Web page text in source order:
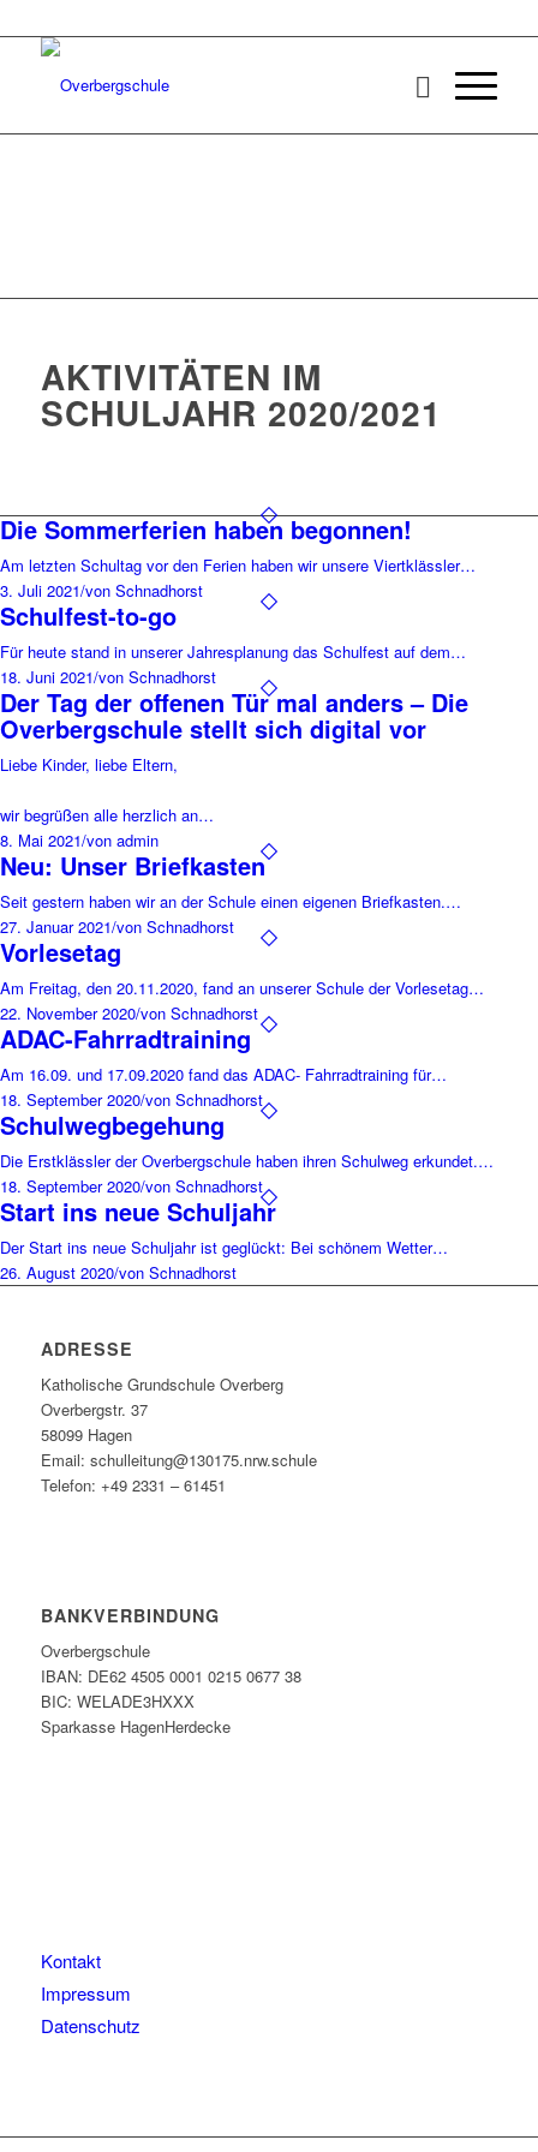
AKTIVITÄTEN IM
SCHULJAHR 2020/2021
Die Sommerferien haben begonnen!
Am letzten Schultag vor den Ferien haben wir unsere Viertklässler…
3. Juli 2021/von Schnadhorst
Schulfest-to-go
Für heute stand in unserer Jahresplanung das Schulfest auf dem…
18. Juni 2021/von Schnadhorst
Der Tag der offenen Tür mal anders – Die
Overbergschule stellt sich digital vor
Liebe Kinder, liebe Eltern,
wir begrüßen alle herzlich an…
8. Mai 2021/von admin
Neu: Unser Briefkasten
Seit gestern haben wir an der Schule einen eigenen Briefkasten.…
27. Januar 2021/von Schnadhorst
Vorlesetag
Am Freitag, den 20.11.2020, fand an unserer Schule der Vorlesetag…
22. November 2020/von Schnadhorst
ADAC-Fahrradtraining
Am 16.09. und 17.09.2020 fand das ADAC- Fahrradtraining für…
18. September 2020/von Schnadhorst
Schulwegbegehung
Die Erstklässler der Overbergschule haben ihren Schulweg erkundet.…
18. September 2020/von Schnadhorst
Start ins neue Schuljahr
Der Start ins neue Schuljahr ist geglückt: Bei schönem Wetter…
26. August 2020/von Schnadhorst
ADRESSE
Katholische Grundschule Overberg
Overbergstr. 37
58099 Hagen
Email: schulleitung@130175.nrw.schule
Telefon: +49 2331 – 61451
BANKVERBINDUNG
Overbergschule
IBAN: DE62 4505 0001 0215 0677 38
BIC: WELADE3HXXX
Sparkasse HagenHerdecke
Kontakt
Impressum
Datenschutz